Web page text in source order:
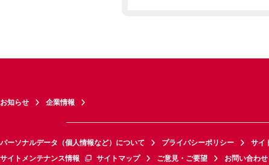
お知らせ 企業情報
パーソナルデータ（個人情報など）について プライバシーポリシー サイ
サイトメンテナンス情報
サイトマップ ご意見・ご要望 お問い合わせ